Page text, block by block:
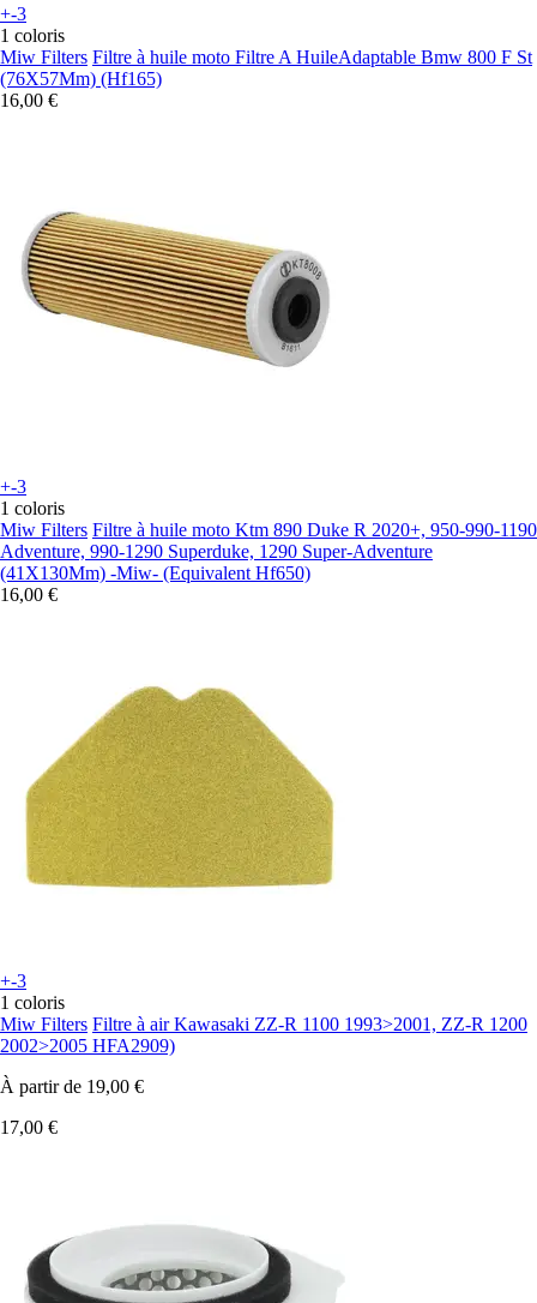
+-3
1 coloris
Miw Filters Filtre à huile moto Filtre A HuileAdaptable Bmw 800 F St
(76X57Mm) (Hf165)
16,00 €
+-3
1 coloris
Miw Filters Filtre à huile moto Ktm 890 Duke R 2020+, 950-990-1190
Adventure, 990-1290 Superduke, 1290 Super-Adventure
(41X130Mm) -Miw- (Equivalent Hf650)
16,00 €
+-3
1 coloris
Miw Filters Filtre à air Kawasaki ZZ-R 1100 1993>2001, ZZ-R 1200
2002>2005 HFA2909)
À partir de 19,00 €
17,00 €